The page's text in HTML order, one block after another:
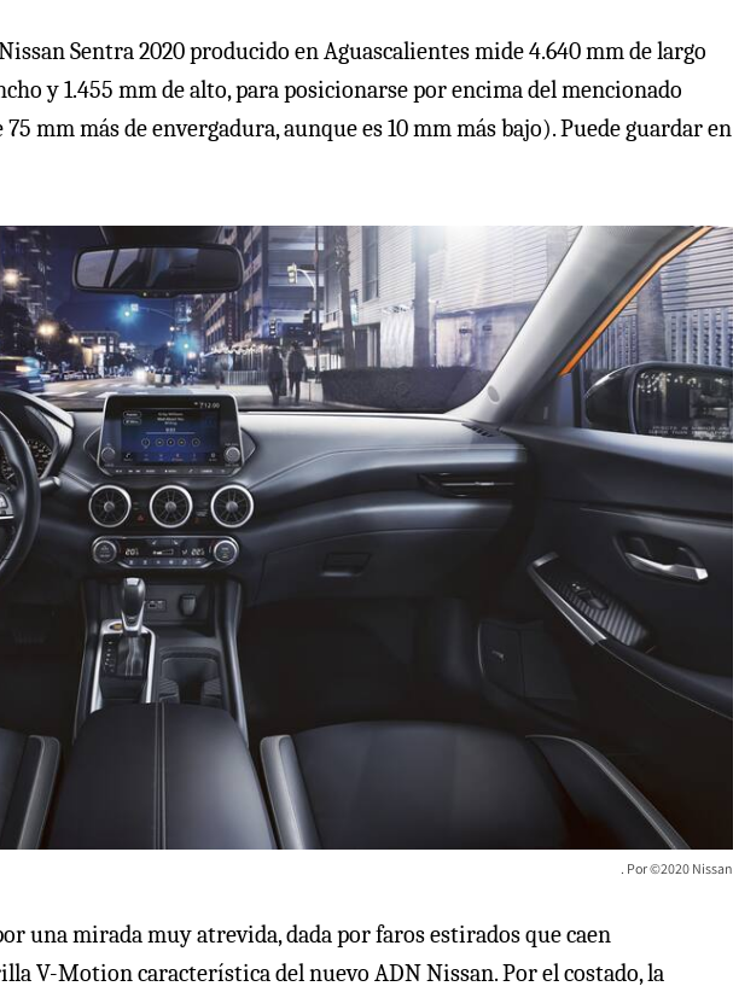
Sentra 2020 producido en Aguascalientes mide 4.640 mm de largo
y 1.455 mm de alto, para posicionarse por encima del mencionado
mm más de envergadura, aunque es 10 mm más bajo). Puede guardar en
©2020 Nissan
una mirada muy atrevida, dada por faros estirados que caen
V-Motion característica del nuevo ADN Nissan. Por el costado, la